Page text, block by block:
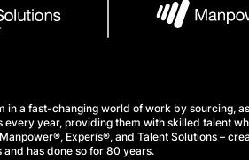
a fast-changing world of work by sourcing,
year, providing them with skilled talent
Experis®, and Talent Solutions –
has done so for 80 years.